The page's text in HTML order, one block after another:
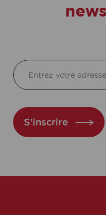
S'inscrire